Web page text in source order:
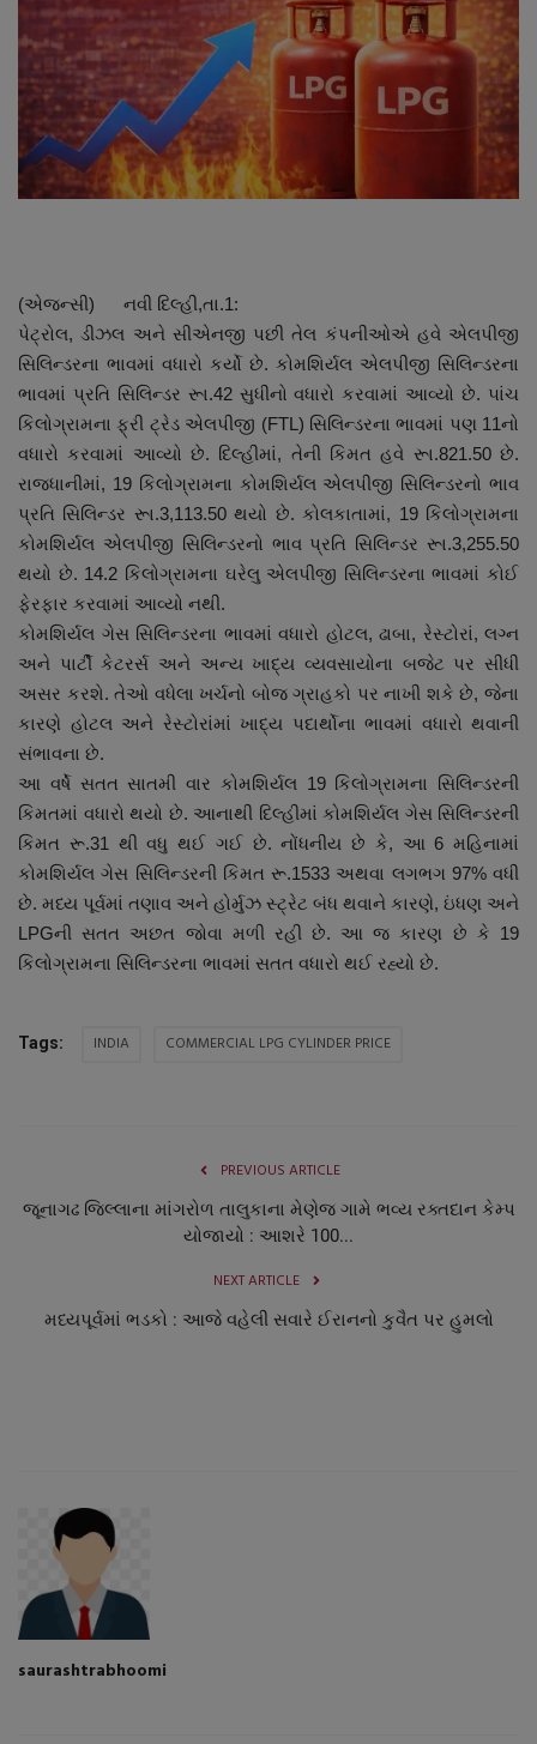
About Author
Contact
Dipotsav Special
આંતરરાષ્ટ્રીય
ગુજરાત
જુનાગઢ
Support US
બજારના સમાચાર
નાણાંકીય સમાચાર
સ્થાનિક સમાચાર
સ્પોર્ટ્સ
રાશિફળ
ગુનાખોરી
બોલિવૂડ
સ્વાસ્થ્ય
(એજન્સી) નવી દિલ્હી,તા.1:
પેટ્રોલ, ડીઝલ અને સીએનજી પછી તેલ કંપનીઓએ હવે એલપીજી
સિલિન્ડરના ભાવમાં વધારો કર્યો છે. કોમશિર્યલ એલપીજી સિલિન્ડરના
ભાવમાં પ્રતિ સિલિન્ડર રૂા.42 સુધીનો વધારો કરવામાં આવ્યો છે. ૫ાંચ
કિલોગ્રામના ફ્રી ટ્રેડ એલપીજી (FTL) સિલિન્ડરના ભાવમાં પણ 11નો
વધારો કરવામાં આવ્યો છે. દિલ્હીમાં, તેની કિમત હવે રૂા.821.50 છે.
રાજધાનીમાં, 19 કિલોગ્રામના કોમશિર્યલ એલપીજી સિલિન્ડરનો ભાવ
પ્રતિ સિલિન્ડર રૂા.3,113.50 થયો છે. કોલકાતામાં, 19 કિલોગ્રામના
કોમશિર્યલ એલપીજી સિલિન્ડરનો ભાવ પ્રતિ સિલિન્ડર રૂા.3,255.50
થયો છે. 14.2 કિલોગ્રામના ઘરેલુ એલપીજી સિલિન્ડરના ભાવમાં કોઈ
ફેરફાર કરવામાં આવ્યો નથી.
કોમશિર્યલ ગેસ સિલિન્ડરના ભાવમાં વધારો હોટલ, ઢાબા, રેસ્ટોરાં, લગ્ન
અને પાર્ટી કેટરર્સ અને અન્ય ખાદ્ય વ્યવસાયોના બજેટ પર સીધી
અસર કરશે. તેઓ વધેલા ખર્ચનો બોજ ગ્રાહકો પર નાખી શકે છે, જેના
કારણે હોટલ અને રેસ્ટોરાંમાં ખાદ્ય પદાર્થોના ભાવમાં વધારો થવાની
સંભાવના છે.
આ વર્ષે સતત સાતમી વાર કોમશિર્યલ 19 કિલોગ્રામના સિલિન્ડરની
કિમતમાં વધારો થયો છે. આનાથી દિલ્હીમાં કોમશિર્યલ ગેસ સિલિન્ડરની
કિમત રૂ.31 થી વધુ થઈ ગઈ છે. નોંધનીય છે કે, આ 6 મહિનામાં
કોમશિર્યલ ગેસ સિલિન્ડરની કિમત રૂ.1533 અથવા લગભગ 97% વધી
છે. મધ્ય પૂર્વમાં તણાવ અને હોર્મુઝ સ્ટ્રેટ બંધ થવાને કારણે, ઇંધણ અને
LPGની સતત અછત જોવા મળી રહી છે. આ જ કારણ છે કે 19
કિલોગ્રામના સિલિન્ડરના ભાવમાં સતત વધારો થઈ રહ્યો છે.
Tags: INDIA COMMERCIAL LPG CYLINDER PRICE
PREVIOUS ARTICLE
જૂનાગઢ જિલ્લાના માંગરોળ તાલુકાના મેણેજ ગામે ભવ્ય રક્તદાન કેમ્પ
યોજાયો : આશરે 100...
NEXT ARTICLE
મધ્યપૂર્વમાં ભડકો : આજે વહેલી સવારે ઈરાનનો કુવૈત પર હુમલો
saurashtrabhoomi